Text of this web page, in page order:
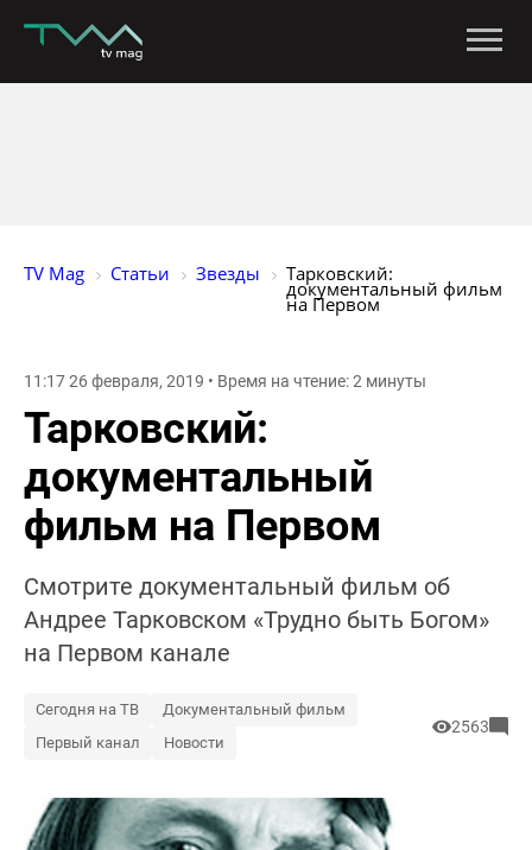
TV Mag Статьи Звезды Тарковский:
документальный фильм
на Первом
11:17 26 февраля, 2019 • Время на чтение: 2 минуты
Тарковский:
документальный
фильм на Первом
Смотрите документальный фильм об
Андрее Тарковском «Трудно быть Богом»
на Первом канале
Сегодня на ТВ
Документальный фильм
Первый канал
Новости
2563